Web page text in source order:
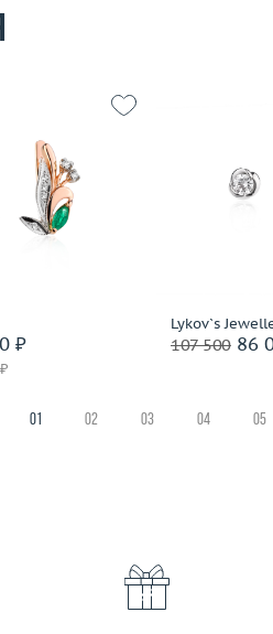
₽
585 пробы
Lykov`s
107 50086
Материал
01 02 03 04 05